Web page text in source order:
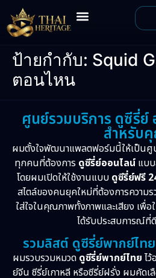
ป้ายกำกับ: Squid
ตอนไหน
ศูนย์รวมบริการ ดูซีรี่ย์
สำหรับ
ผมตั้งใจพัฒนาแพลตฟอร์มนี้ให้เป็นศู
ทุกคนที่ต้องการ ดูซีรี่ย์ออนไลน์ แบ
โดยผมเปิดให้ใช้งานแบบ ดูซีรี่ย์ฟรี
สไตล์ของคนยุคใหม่ที่ต้องการความร
ใส่ใจในคุณภาพทั้งภาพและเสียง เพื่
ได้รับประสบการณ์ที่
รวมลิสต์ ดูซีรี่ย์พากย์ไ
ผมรวบรวมหมวด ดูซีรี่ย์พากย์ไทย ไ
ย์จีน ซีรี่ย์เกาหลี หรือซีรี่ย์ฝรั่ง ผมคัดเ